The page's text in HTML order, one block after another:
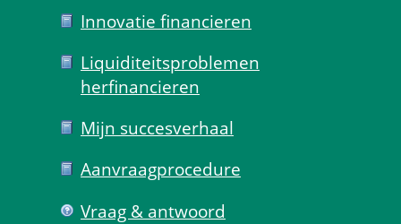
Innovatie financieren
Liquiditeits­problemen
herfinancieren
Mijn succes­verhaal
Aanvraag­procedure
Vraag & antwoord